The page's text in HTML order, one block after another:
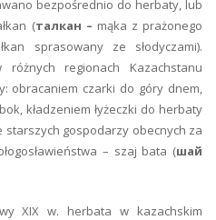
bezpośrednio do herbaty, lub
(талкан – mąka z prażonego
sprasowany ze słodyczami).
regionach Kazachstanu
obracaniem czarki do góry dnem,
kładzeniem łyżeczki do herbaty
starszych gospodarzy obecnych za
– szaj bata (шай
XIX w. herbata w kazachskim